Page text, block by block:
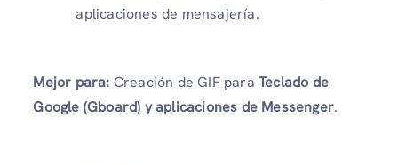
aplicaciones de mensajería.
Mejor para: Creación de GIF para Teclado de
Google (Gboard) y aplicaciones de Messenger.